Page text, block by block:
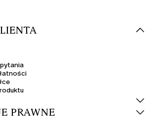
PRAWNE